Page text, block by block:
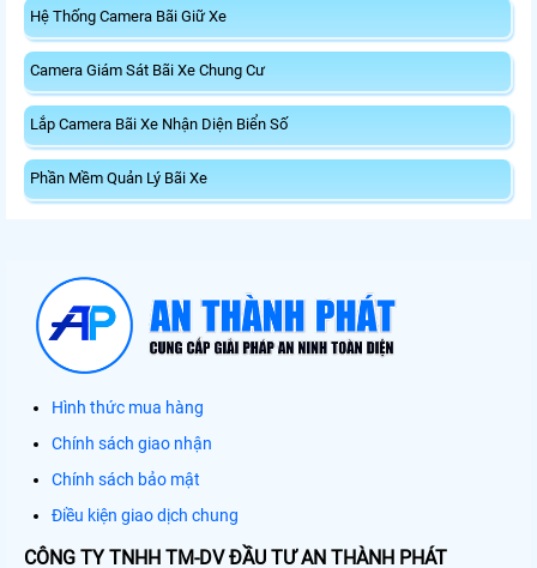
Hệ Thống Camera Bãi Giữ Xe
Camera Giám Sát Bãi Xe Chung Cư
Lắp Camera Bãi Xe Nhận Diện Biển Số
Phần Mềm Quản Lý Bãi Xe
Hình thức mua hàng
Chính sách giao nhận
Chính sách bảo mật
Điều kiện giao dịch chung
CÔNG TY TNHH TM-DV ĐẦU TƯ AN THÀNH PHÁT